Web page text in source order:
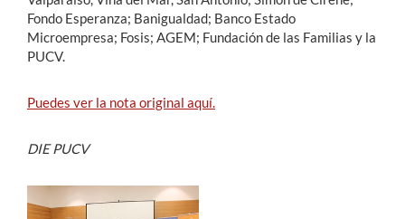
Fondo Esperanza; Banigualdad; Banco Estado
Microempresa; Fosis; AGEM; Fundación de las Familias y la
PUCV.
Puedes ver la nota original aquí.
DIE PUCV